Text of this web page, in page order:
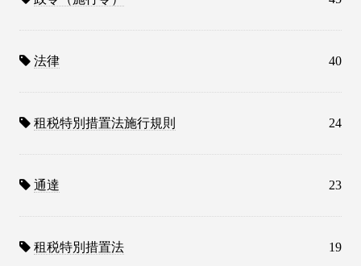
法律 40
租税特別措置法施行規則 24
通達 23
租税特別措置法 19